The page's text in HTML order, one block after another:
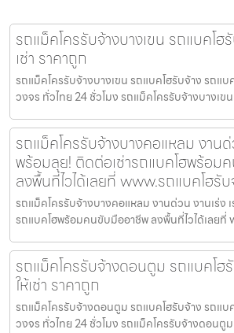
รถแม็คโครรับจ้างบางเขน รถแบคโฮ
เช่า ราคาถูก
รถแม็คโครรับจ้างบางเขน รถแบคโฮรับจ้าง รถแบ
วงจร ทั่วไทย 24 ชั่วโมง รถแม็คโครรับจ้างบางเข
รถแม็คโครรับจ้างบางคอแหลม งานด่
พร้อมลุย! ติดต่อเช่ารถแบคโฮพร้อม
ลงพื้นที่ไวได้เลยที่ www.รถแบคโฮรั
รถแม็คโครรับจ้างบางคอแหลม งานด่วน งานเร่ง
รถแบคโฮพร้อมคนขับมืออาชีพ ลงพื้นที่ไวได้เลยที่
รถแม็คโครรับจ้างดอนตูม รถแบคโฮ
ให้เช่า ราคาถูก
รถแม็คโครรับจ้างดอนตูม รถแบคโฮรับจ้าง รถแบค
วงจร ทั่วไทย 24 ชั่วโมง รถแม็คโครรับจ้างดอนตู